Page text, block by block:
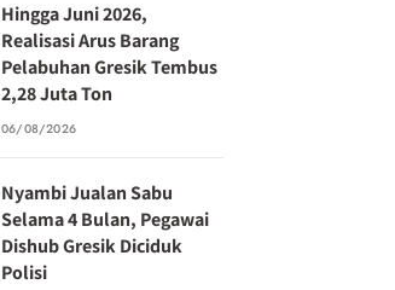
Hingga Juni 2026,
Realisasi Arus Barang
Pelabuhan Gresik Tembus
2,28 Juta Ton
06/08/2026
Nyambi Jualan Sabu
Selama 4 Bulan, Pegawai
Dishub Gresik Diciduk
Polisi